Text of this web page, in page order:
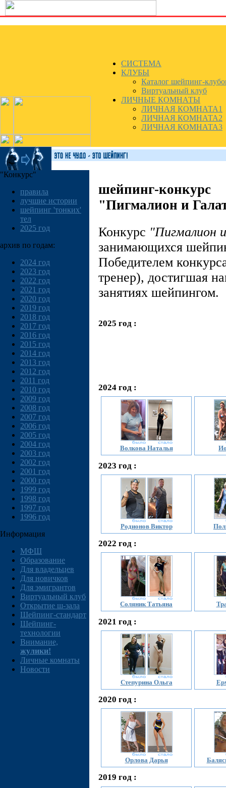
СИСТЕМА
КЛУБЫ
Каталог шейпинг-
Виртуальный клуб
ЛИЧНЫЕ КОМНАТЫ
ЛИЧНАЯ КОМНАТА1
ЛИЧНАЯ КОМНАТА2
ЛИЧНАЯ КОМНАТА3
"Конкурс"
правила
лучшие истории
шейпинг 'тонких'
тел
2025 год
архив по годам:
2024 год
2023 год
2022 год
2021 год
2020 год
2019 год
2018 год
2017 год
2016 год
2015 год
2014 год
2013 год
2012 год
2011 год
2010 год
2009 год
2008 год
2007 год
2006 год
2005 год
2004 год
2003 год
2002 год
2001 год
2000 год
1999 год
1998 год
1997 год
1996 год
Информация
МФШ
Образование
Для владельцев
Для новичков
Для эмигрантов
Виртуальный клуб
Открытие ш-зала
Шейпинг-стандарт
Шейпинг-
технологии
Внимание,
жулики!
Личные комнаты
Новости
шейпинг-конкурс
"Пигмалион и
Конкурс "Пигмалион
занимающихся
Победителем
тренер), достигшая
занятиях шейпингом.
2025 год :
2024 год :
Волкова Наталья
2023 год :
Родионов Виктор
2022 год :
Соляник Татьяна
2021 год :
Степурина Ольга
2020 год :
Орлова Дарья
2019 год :